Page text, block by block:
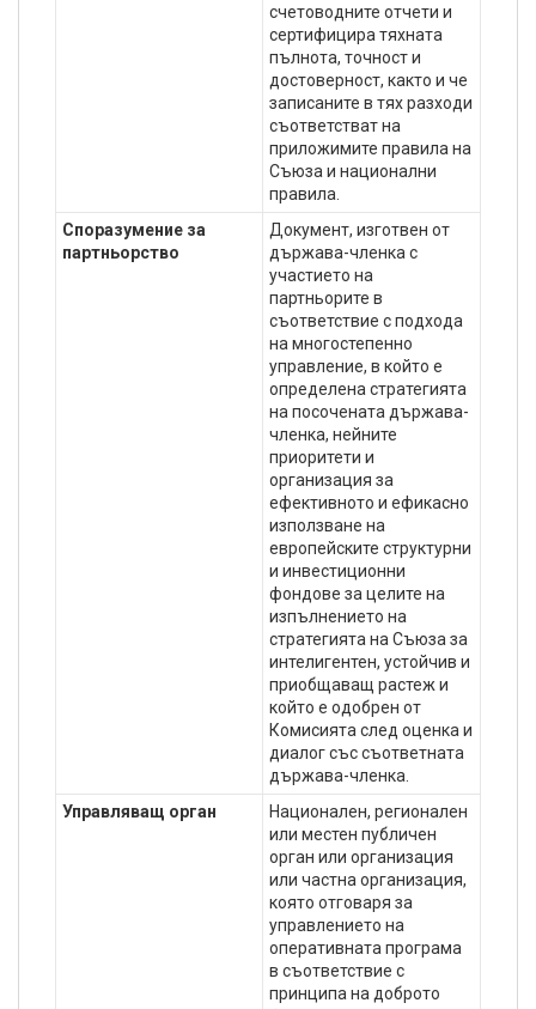
счетоводните отчети и
сертифицира тяхната
пълнота, точност и
достоверност, както и че
записаните в тях разходи
съответстват на
приложимите правила на
Съюза и национални
правила.
Споразумение за
партньорство
Документ, изготвен от
държава-членка с
участието на
партньорите в
съответствие с подхода
на многостепенно
управление, в който е
определена стратегията
на посочената държава-
членка, нейните
приоритети и
организация за
ефективното и ефикасно
използване на
европейските структурни
и инвестиционни
фондове за целите на
изпълнението на
стратегията на Съюза за
интелигентен, устойчив и
приобщаващ растеж и
който е одобрен от
Комисията след оценка и
диалог със съответната
държава-членка.
Управляващ орган
Национален, регионален
или местен публичен
орган или организация
или частна организация,
която отговаря за
управлението на
оперативната програма
в съответствие с
принципа на доброто